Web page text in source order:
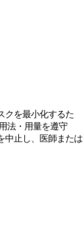
クを最小化するた
法・用量を遵守
中止し、医師または